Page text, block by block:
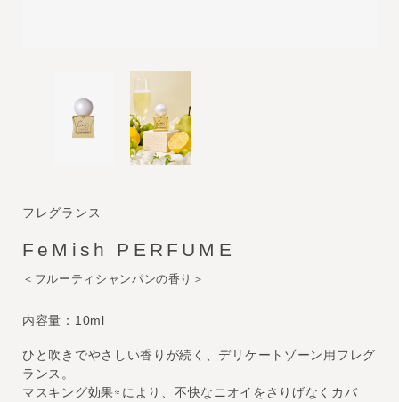
フレグランス
FeMish PERFUME
＜フルーティシャンパンの香り＞
内容量：10ml
ひと吹きでやさしい香りが続く、デリケートゾーン用フレグ
ランス。
マスキング効果 ※ により、不快なニオイをさりげなくカバ